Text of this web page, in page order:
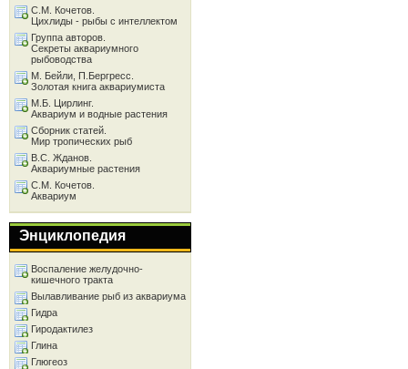
С.М. Кочетов.
Цихлиды - рыбы с интеллектом
Группа авторов.
Секреты аквариумного
рыбоводства
М. Бейли, П.Бергресс.
Золотая книга аквариумиста
М.Б. Цирлинг.
Аквариум и водные растения
Сборник статей.
Мир тропических рыб
В.С. Жданов.
Аквариумные растения
С.М. Кочетов.
Аквариум
Энциклопедия
Воспаление желудочно-
кишечного тракта
Вылавливание рыб из аквариума
Гидра
Гиродактилез
Глина
Глюгеоз